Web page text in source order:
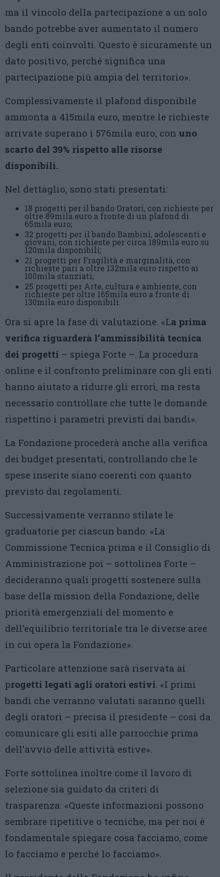
ma il vincolo della partecipazione a un solo
bando potrebbe aver aumentato il numero
degli enti coinvolti. Questo è sicuramente un
dato positivo, perché significa una
partecipazione più ampia del territorio».
Complessivamente il plafond disponibile
ammonta a 415mila euro, mentre le richieste
arrivate superano i 576mila euro, con uno
scarto del 39% rispetto alle risorse
disponibili.
Nel dettaglio, sono stati presentati:
18 progetti per il bando Oratori, con richieste per
oltre 89mila euro a fronte di un plafond di
65mila euro;
32 progetti per il bando Bambini, adolescenti e
giovani, con richieste per circa 189mila euro su
120mila disponibili;
21 progetti per Fragilità e marginalità, con
richieste pari a oltre 132mila euro rispetto ai
100mila stanziati;
25 progetti per Arte, cultura e ambiente, con
richieste per oltre 165mila euro a fronte di
130mila euro disponibili.
Ora si apre la fase di valutazione. «La prima
verifica riguarderà l’ammissibilità tecnica
dei progetti – spiega Forte –. La procedura
online e il confronto preliminare con gli enti
hanno aiutato a ridurre gli errori, ma resta
necessario controllare che tutte le domande
rispettino i parametri previsti dai bandi».
La Fondazione procederà anche alla verifica
dei budget presentati, controllando che le
spese inserite siano coerenti con quanto
previsto dai regolamenti.
Successivamente verranno stilate le
graduatorie per ciascun bando. «La
Commissione Tecnica prima e il Consiglio di
Amministrazione poi – sottolinea Forte –
decideranno quali progetti sostenere sulla
base della mission della Fondazione, delle
priorità emergenziali del momento e
dell’equilibrio territoriale tra le diverse aree
in cui opera la Fondazione».
Particolare attenzione sarà riservata ai
progetti legati agli oratori estivi. «I primi
bandi che verranno valutati saranno quelli
degli oratori – precisa il presidente – così da
comunicare gli esiti alle parrocchie prima
dell’avvio delle attività estive».
Forte sottolinea inoltre come il lavoro di
selezione sia guidato da criteri di
trasparenza: «Queste informazioni possono
sembrare ripetitive o tecniche, ma per noi è
fondamentale spiegare cosa facciamo, come
lo facciamo e perché lo facciamo».